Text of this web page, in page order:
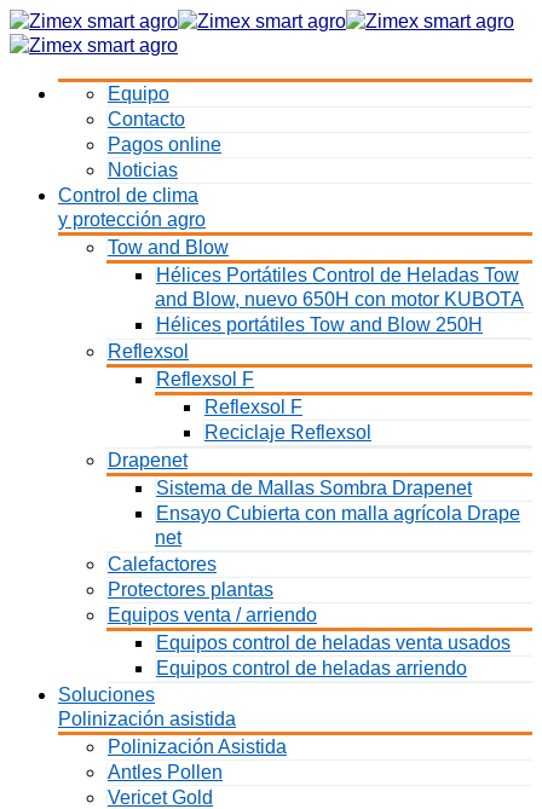
Equipo
Contacto
Pagos online
Noticias
Control de clima
y protección agro
Tow and Blow
Hélices Portátiles Control de Heladas Tow
and Blow, nuevo 650H con motor KUBOTA
Hélices portátiles Tow and Blow 250H
Reflexsol
Reflexsol F
Reflexsol F
Reciclaje Reflexsol
Drapenet
Sistema de Mallas Sombra Drapenet
Ensayo Cubierta con malla agrícola Drape
net
Calefactores
Protectores plantas
Equipos venta / arriendo
Equipos control de heladas venta usados
Equipos control de heladas arriendo
Soluciones
Polinización asistida
Polinización Asistida
Antles Pollen
Vericet Gold